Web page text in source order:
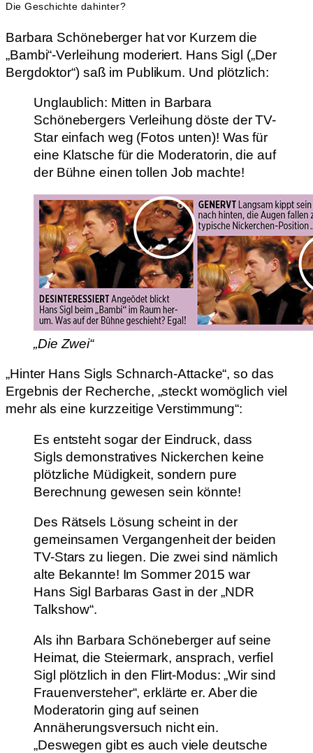
Die Geschichte dahinter?
Barbara Schöneberger hat vor Kurzem die
„Bambi“-Verleihung moderiert. Hans Sigl („Der
Bergdoktor“) saß im Publikum. Und plötzlich:
Unglaublich: Mitten in Barbara
Schönebergers Verleihung döste der TV-
Star einfach weg (Fotos unten)! Was für
eine Klatsche für die Moderatorin, die auf
der Bühne einen tollen Job machte!
„Die Zwei“
„Hinter Hans Sigls Schnarch-Attacke“, so das
Ergebnis der Recherche, „steckt womöglich viel
mehr als eine kurzzeitige Verstimmung“:
Es entsteht sogar der Eindruck, dass
Sigls demonstratives Nickerchen keine
plötzliche Müdigkeit, sondern pure
Berechnung gewesen sein könnte!
Des Rätsels Lösung scheint in der
gemeinsamen Vergangenheit der beiden
TV-Stars zu liegen. Die zwei sind nämlich
alte Bekannte! Im Sommer 2015 war
Hans Sigl Barbaras Gast in der „NDR
Talkshow“.
Als ihn Barbara Schöneberger auf seine
Heimat, die Steiermark, ansprach, verfiel
Sigl plötzlich in den Flirt-Modus: „Wir sind
Frauenversteher“, erklärte er. Aber die
Moderatorin ging auf seinen
Annäherungsversuch nicht ein.
„Deswegen gibt es auch viele deutsche